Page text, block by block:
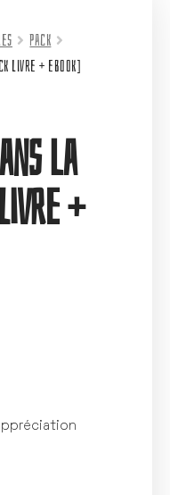
Pack
Livre + eBook]
la
+